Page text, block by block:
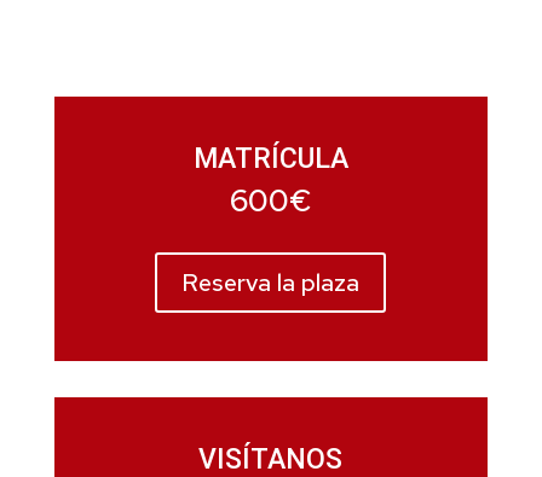
MATRÍCULA
600€
Reserva la plaza
VISÍTANOS